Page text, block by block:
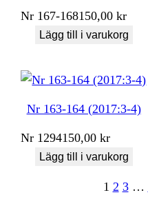
Nr 167-168150,00kr
Lägg till i varukorg
Nr 163-164 (2017:3-4)
Nr 1294150,00kr
Lägg till i varukorg
1 2 3 …